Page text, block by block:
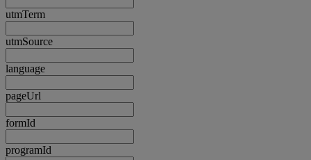
utmTerm
utmSource
language
pageUrl
formId
programId